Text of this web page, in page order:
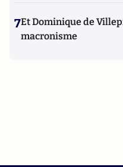
7Et Dominique de
macronisme